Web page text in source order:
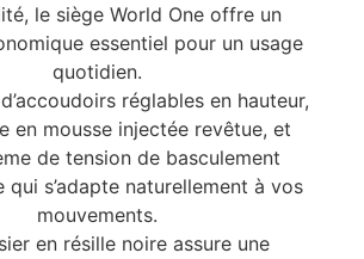
le siège World One offre un
essentiel pour un usage
quotidien.
réglables en hauteur,
en mousse injectée revêtue, et
de tension de basculement
qui s’adapte naturellement à vos
mouvements.
en résille noire assure une